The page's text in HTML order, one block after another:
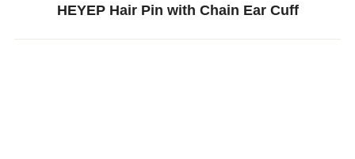
HEYEP Hair Pin with Chain Ear Cuff